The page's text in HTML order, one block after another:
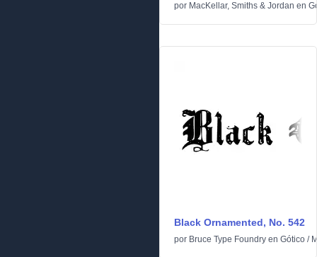
por MacKellar, Smiths & Jordan en
Black Ornamented, No. 542
por Bruce Type Foundry en Gótico /